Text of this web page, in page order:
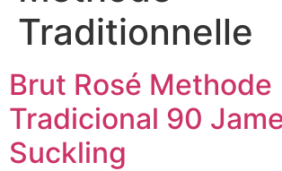
Traditionnelle
Brut Rosé Methode
Tradicional 90
Suckling